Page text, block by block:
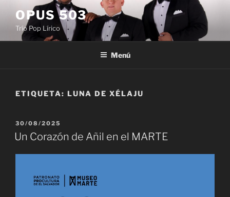
contenido
OPUS 503
Trío Pop Lírico
Menú
ETIQUETA: LUNA DE XÉLAJU
PUBLICADO
EL
30/08/2025
Un Corazón de Añil en el MARTE